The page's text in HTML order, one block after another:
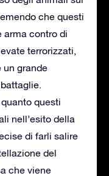
che questi
arma contro di
terrorizzati,
un grande
questi
nell’esito della
di farli salire
del
che viene